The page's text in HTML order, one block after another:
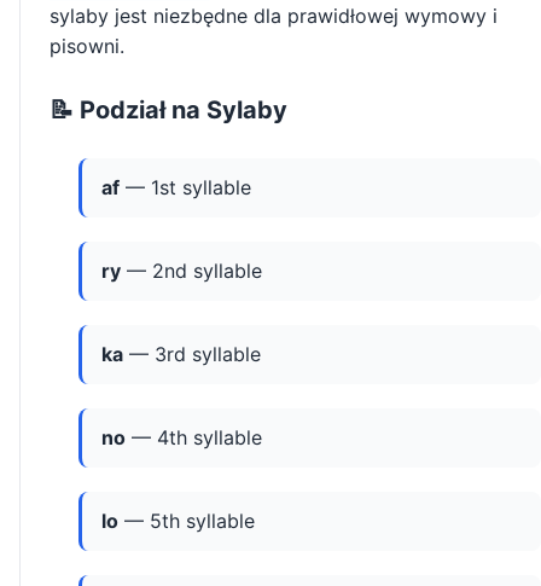
sylaby jest niezbędne dla prawidłowej wymowy i
pisowni.
📝 Podział na Sylaby
af — 1st syllable
ry — 2nd syllable
ka — 3rd syllable
no — 4th syllable
lo — 5th syllable